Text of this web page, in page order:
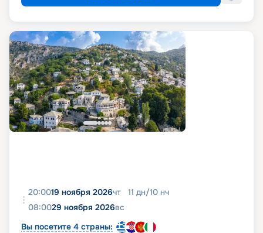
20:0019 ноября 2026чт 11 дн/10 нч
08:0029 ноября 2026вс
Вы посетите 4 страны: